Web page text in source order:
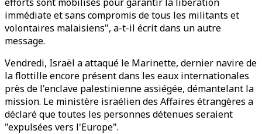
immédiate et sans compromis de tous les militants et
volontaires malaisiens", a-t-il écrit dans un autre
message.
Vendredi, Israël a attaqué le Marinette, dernier navire de
la flottille encore présent dans les eaux internationales
près de l'enclave palestinienne assiégée, démantelant la
mission. Le ministère israélien des Affaires étrangères a
déclaré que toutes les personnes détenues seraient
"expulsées vers l'Europe".